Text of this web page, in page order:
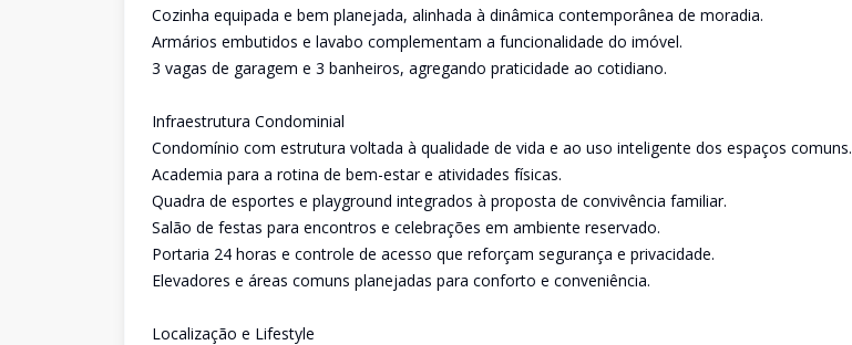
Cozinha equipada e bem planejada, alinhada à dinâmica contemporânea de moradia.
Armários embutidos e lavabo complementam a funcionalidade do imóvel.
3 vagas de garagem e 3 banheiros, agregando praticidade ao cotidiano.
Infraestrutura Condominial
Condomínio com estrutura voltada à qualidade de vida e ao uso inteligente dos espaços comuns.
Academia para a rotina de bem-estar e atividades físicas.
Quadra de esportes e playground integrados à proposta de convivência familiar.
Salão de festas para encontros e celebrações em ambiente reservado.
Portaria 24 horas e controle de acesso que reforçam segurança e privacidade.
Elevadores e áreas comuns planejadas para conforto e conveniência.
Localização e Lifestyle